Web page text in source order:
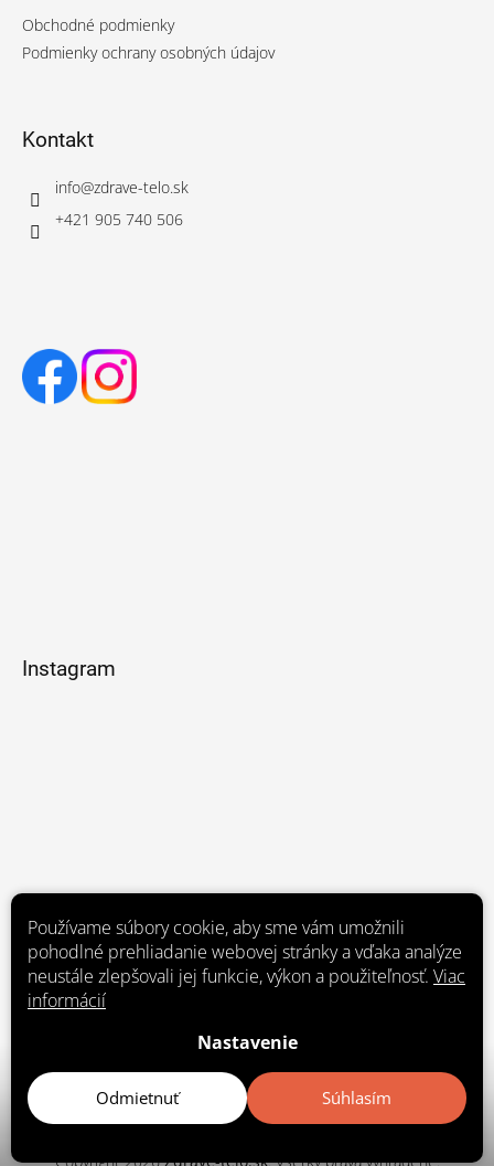
Používame súbory cookie, aby sme vám umožnili
pohodlné prehliadanie webovej stránky a vďaka analýze
neustále zlepšovali jej funkcie, výkon a použiteľnosť. Viac
informácií
Nastavenie
Odmietnuť Súhlasím
Obchodné podmienky
Podmienky ochrany osobných údajov
Kontakt
info@zdrave-telo.sk
+421 905 740 506
Instagram
Copyright 2026Zdrave-telo.sk. Všetky práva vyhradené.